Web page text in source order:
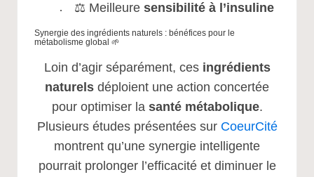
⚖️ Meilleure sensibilité à l’insuline
Synergie des ingrédients naturels : bénéfices pour le
métabolisme global 🌱
Loin d’agir séparément, ces ingrédients
naturels déploient une action concertée
pour optimiser la santé métabolique.
Plusieurs études présentées sur CoeurCité
montrent qu’une synergie intelligente
pourrait prolonger l’efficacité et diminuer le